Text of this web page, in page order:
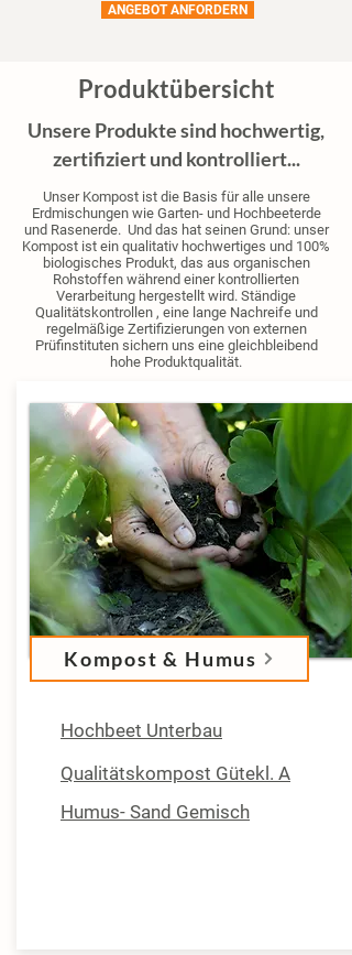
ANGEBOT ANFORDERN
Produktübersicht
Unsere Produkte sind hochwertig,
zertifiziert und kontrolliert...
Unser Kompost ist die Basis für alle unsere
Erdmischungen wie Garten- und Hochbeeterde
und Rasenerde. Und das hat seinen Grund: unser
Kompost ist ein qualitativ hochwertiges und 100%
biologisches Produkt, das aus organischen
Rohstoffen während einer kontrollierten
Verarbeitung hergestellt wird. Ständige
Qualitätskontrollen , eine lange Nachreife und
regelmäßige Zertifizierungen von externen
Prüfinstituten sichern uns eine gleichbleibend
hohe Produktqualität.
Kompost & Humus
Qualitätskompost Gütekl. A
Hochbeet Unterbau
Humus- Sand Gemisch